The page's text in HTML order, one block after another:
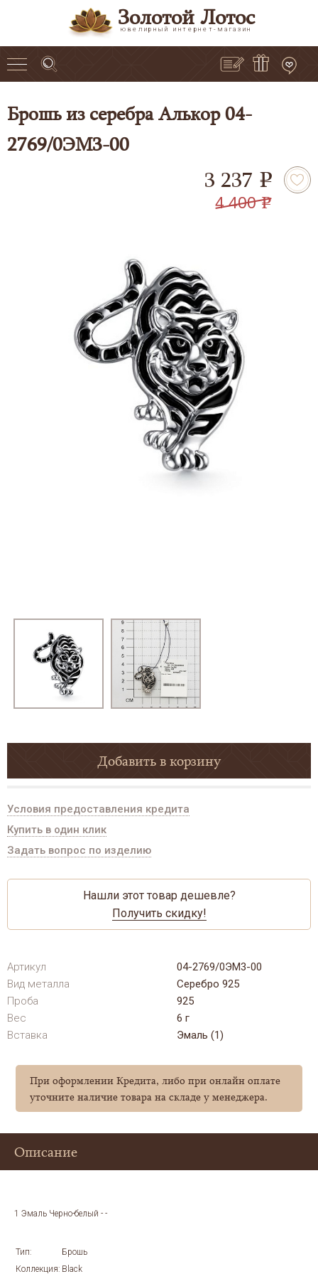
Золотой Лотос
ювелирный интернет-магазин
Брошь из серебра Алькор 04-
2769/0ЭМ3-00
3 237 e
4 400 e
Добавить в корзину
Условия предоставления кредита
Купить в один клик
Задать вопрос по изделию
Нашли этот товар дешевле?
Получить скидку!
Артикул
04-2769/0ЭМ3-00
Вид металла
Серебро 925
Проба
925
Вес
6 г
Вставка
Эмаль (1)
При оформлении Кредита, либо при онлайн оплате
уточните наличие товара на складе у менеджера.
Описание
1 Эмаль Черно-белый - -
Тип:
Брошь
Коллекция: Black